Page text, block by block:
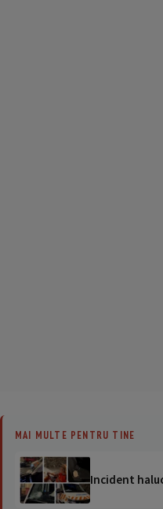
MAI MULTE PENTRU TINE
Incident